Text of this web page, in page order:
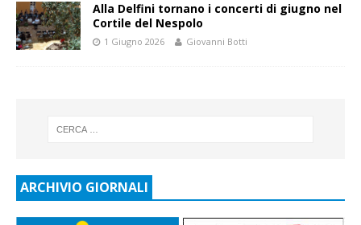
Alla Delfini tornano i concerti di giugno nel
Cortile del Nespolo
1 Giugno 2026 Giovanni Botti
ARCHIVIO GIORNALI